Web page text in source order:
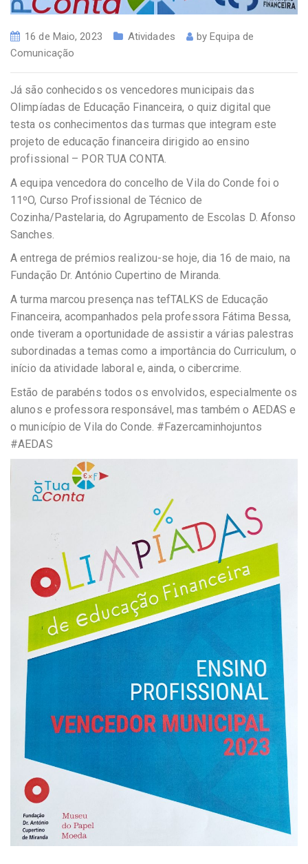
16 de Maio, 2023 Atividades byEquipa de
Comunicação
Já são conhecidos os vencedores municipais das
Olimpíadas de Educação Financeira, o quiz digital que
testa os conhecimentos das turmas que integram este
projeto de educação financeira dirigido ao ensino
profissional – POR TUA CONTA.
A equipa vencedora do concelho de Vila do Conde foi o
11ºO, Curso Profissional de Técnico de
Cozinha/Pastelaria, do Agrupamento de Escolas D. Afonso
Sanches.
A entrega de prémios realizou-se hoje, dia 16 de maio, na
Fundação Dr. António Cupertino de Miranda.
A turma marcou presença nas tefTALKS de Educação
Financeira, acompanhados pela professora Fátima Bessa,
onde tiveram a oportunidade de assistir a várias palestras
subordinadas a temas como a importância do Curriculum, o
início da atividade laboral e, ainda, o cibercrime.
Estão de parabéns todos os envolvidos, especialmente os
alunos e professora responsável, mas também o AEDAS e
o município de Vila do Conde. #Fazercaminhojuntos
#AEDAS